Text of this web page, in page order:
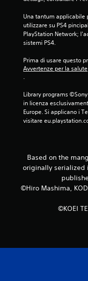
Una tantum applicabile
utilizzare su PS4
PlayStation Network;
sistemi PS4.
Prima di usare questo
Avvertenze per la salute
.
Library programs
in licenza
Europe. Si applicano i
visitare
Based on the
originally serialized
©Hiro Mashima,
©KOEI